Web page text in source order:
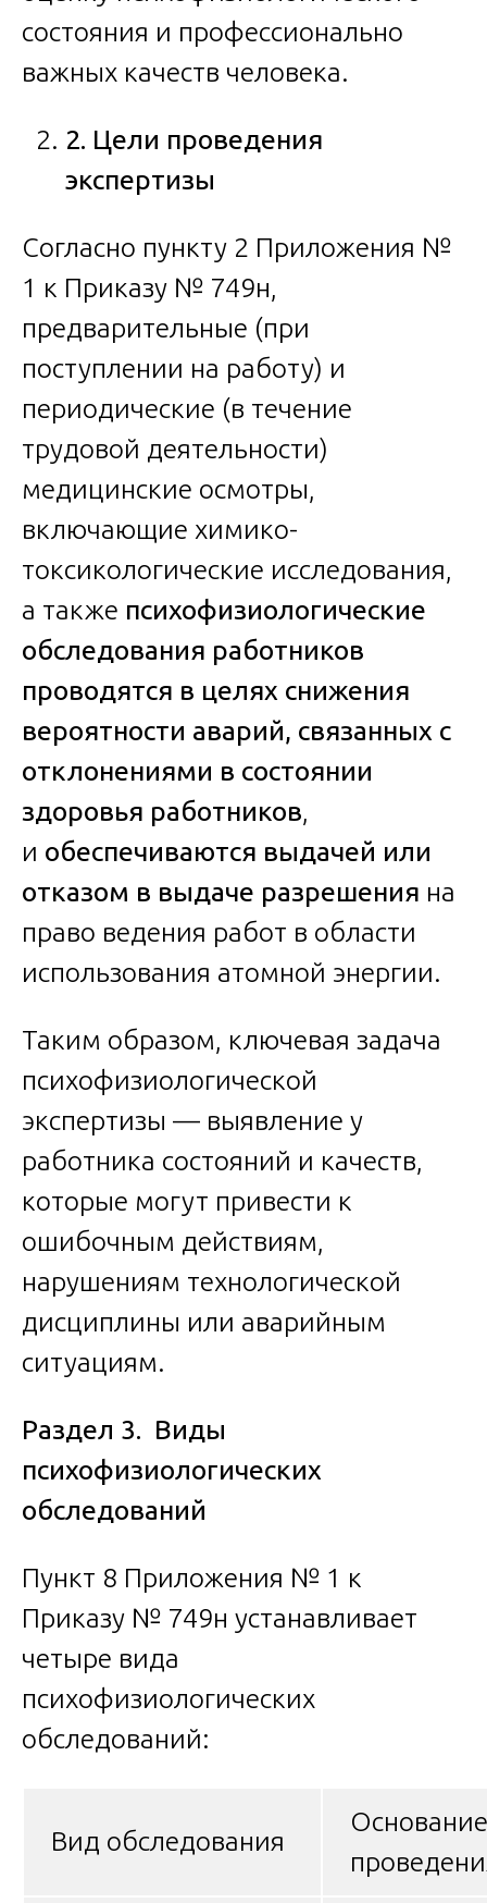
состояния и профессионально
важных качеств человека.
2. Цели проведения
экспертизы
Согласно пункту 2 Приложения №
1 к Приказу № 749н,
предварительные (при
поступлении на работу) и
периодические (в течение
трудовой деятельности)
медицинские осмотры,
включающие химико-
токсикологические исследования,
а также психофизиологические
обследования работников
проводятся в целях снижения
вероятности аварий, связанных с
отклонениями в состоянии
здоровья работников,
и обеспечиваются выдачей или
отказом в выдаче разрешения на
право ведения работ в области
использования атомной энергии.
Таким образом, ключевая задача
психофизиологической
экспертизы — выявление у
работника состояний и качеств,
которые могут привести к
ошибочным действиям,
нарушениям технологической
дисциплины или аварийным
ситуациям.
Раздел 3. Виды
психофизиологических
обследований
Пункт 8 Приложения № 1 к
Приказу № 749н устанавливает
четыре вида
психофизиологических
обследований:
Вид обследования
Основание